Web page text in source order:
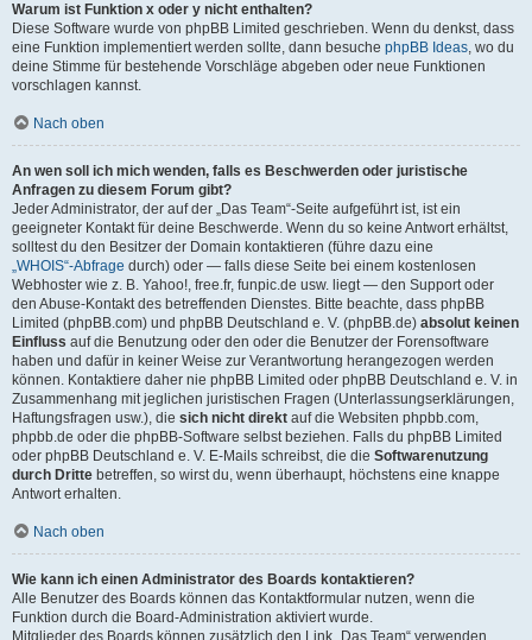
Warum ist Funktion x oder y nicht enthalten?
Diese Software wurde von phpBB Limited geschrieben. Wenn du denkst, dass
eine Funktion implementiert werden sollte, dann besuche phpBB Ideas, wo du
deine Stimme für bestehende Vorschläge abgeben oder neue Funktionen
vorschlagen kannst.
Nach oben
An wen soll ich mich wenden, falls es Beschwerden oder juristische
Anfragen zu diesem Forum gibt?
Jeder Administrator, der auf der „Das Team“-Seite aufgeführt ist, ist ein
geeigneter Kontakt für deine Beschwerde. Wenn du so keine Antwort erhältst,
solltest du den Besitzer der Domain kontaktieren (führe dazu eine
„WHOIS“-Abfrage durch) oder — falls diese Seite bei einem kostenlosen
Webhoster wie z. B. Yahoo!, free.fr, funpic.de usw. liegt — den Support oder
den Abuse-Kontakt des betreffenden Dienstes. Bitte beachte, dass phpBB
Limited (phpBB.com) und phpBB Deutschland e. V. (phpBB.de) absolut keinen
Einfluss auf die Benutzung oder den oder die Benutzer der Forensoftware
haben und dafür in keiner Weise zur Verantwortung herangezogen werden
können. Kontaktiere daher nie phpBB Limited oder phpBB Deutschland e. V. in
Zusammenhang mit jeglichen juristischen Fragen (Unterlassungserklärungen,
Haftungsfragen usw.), die sich nicht direkt auf die Websiten phpbb.com,
phpbb.de oder die phpBB-Software selbst beziehen. Falls du phpBB Limited
oder phpBB Deutschland e. V. E-Mails schreibst, die die Softwarenutzung
durch Dritte betreffen, so wirst du, wenn überhaupt, höchstens eine knappe
Antwort erhalten.
Nach oben
Wie kann ich einen Administrator des Boards kontaktieren?
Alle Benutzer des Boards können das Kontaktformular nutzen, wenn die
Funktion durch die Board-Administration aktiviert wurde.
Mitglieder des Boards können zusätzlich den Link „Das Team“ verwenden.